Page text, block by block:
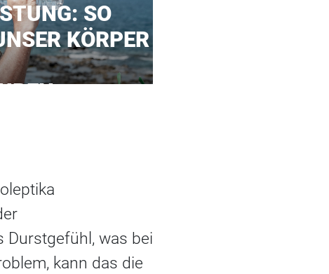
SO
KÖRPER
Durstgefühl, was bei
kann das die